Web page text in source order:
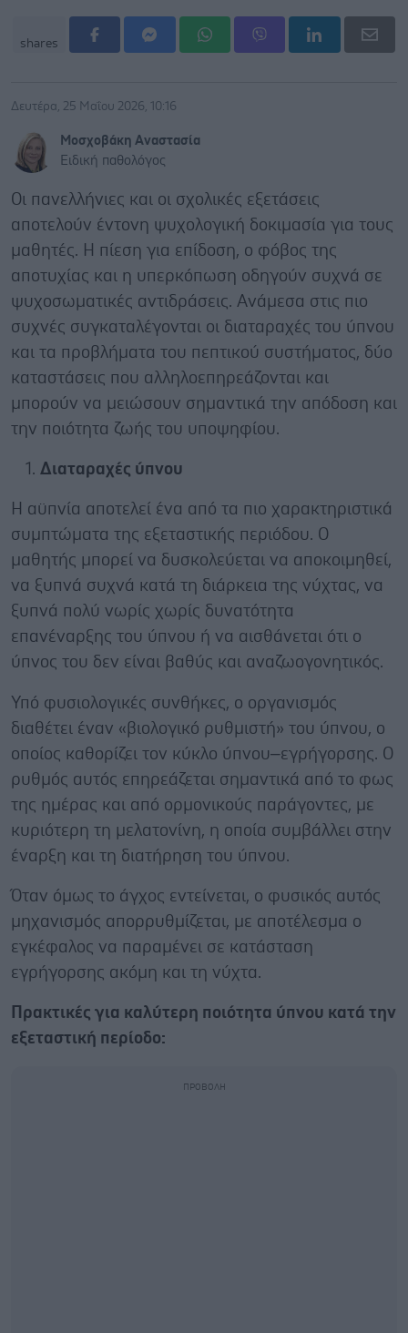
shares
Δευτέρα, 25 Μαΐου 2026, 10:16
Μοσχοβάκη Αναστασία
Ειδική παθολόγος
Οι πανελλήνιες και οι σχολικές εξετάσεις
αποτελούν έντονη ψυχολογική δοκιμασία για τους
μαθητές. Η πίεση για επίδοση, ο φόβος της
αποτυχίας και η υπερκόπωση οδηγούν συχνά σε
ψυχοσωματικές αντιδράσεις. Ανάμεσα στις πιο
συχνές συγκαταλέγονται οι διαταραχές του ύπνου
και τα προβλήματα του πεπτικού συστήματος, δύο
καταστάσεις που αλληλοεπηρεάζονται και
μπορούν να μειώσουν σημαντικά την απόδοση και
την ποιότητα ζωής του υποψηφίου.
Διαταραχές ύπνου
Η αϋπνία αποτελεί ένα από τα πιο χαρακτηριστικά
συμπτώματα της εξεταστικής περιόδου. Ο
μαθητής μπορεί να δυσκολεύεται να αποκοιμηθεί,
να ξυπνά συχνά κατά τη διάρκεια της νύχτας, να
ξυπνά πολύ νωρίς χωρίς δυνατότητα
επανέναρξης του ύπνου ή να αισθάνεται ότι ο
ύπνος του δεν είναι βαθύς και αναζωογονητικός.
Υπό φυσιολογικές συνθήκες, ο οργανισμός
διαθέτει έναν «βιολογικό ρυθμιστή» του ύπνου, ο
οποίος καθορίζει τον κύκλο ύπνου–εγρήγορσης. Ο
ρυθμός αυτός επηρεάζεται σημαντικά από το φως
της ημέρας και από ορμονικούς παράγοντες, με
κυριότερη τη μελατονίνη, η οποία συμβάλλει στην
έναρξη και τη διατήρηση του ύπνου.
Όταν όμως το άγχος εντείνεται, ο φυσικός αυτός
μηχανισμός απορρυθμίζεται, με αποτέλεσμα ο
εγκέφαλος να παραμένει σε κατάσταση
εγρήγορσης ακόμη και τη νύχτα.
Πρακτικές για καλύτερη ποιότητα ύπνου κατά την
εξεταστική περίοδο: